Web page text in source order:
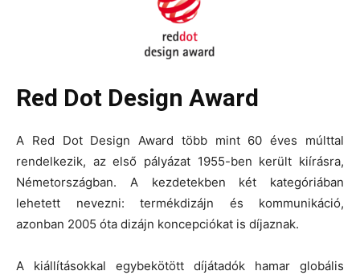
Red Dot Design Award
A Red Dot Design Award több mint 60 éves múlttal
rendelkezik, az első pályázat 1955-ben került kiírásra,
Németországban. A kezdetekben két kategóriában
lehetett nevezni: termékdizájn és kommunikáció,
azonban 2005 óta dizájn koncepciókat is díjaznak.
A kiállításokkal egybekötött díjátadók hamar globális